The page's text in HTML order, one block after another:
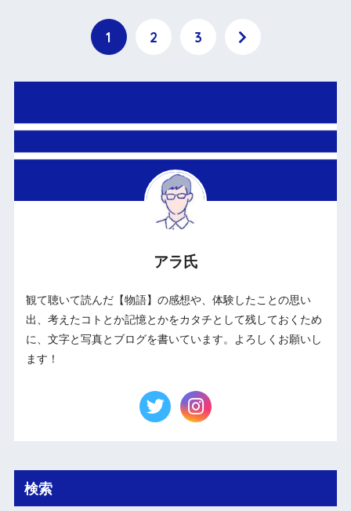
1 2 3
アラ氏
観て聴いて読んだ【物語】の感想や、体験したことの思い
出、考えたコトとか記憶とかをカタチとして残しておくため
に、文字と写真とブログを書いています。よろしくお願いし
ます！
検索